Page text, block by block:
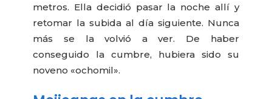
metros. Ella decidió pasar la noche allí y
retomar la subida al día siguiente. Nunca
más se la volvió a ver. De haber
conseguido la cumbre, hubiera sido su
noveno «ochomil».